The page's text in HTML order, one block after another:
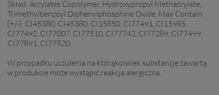
Skład: Acrylates Copolymer, Hydroxypropyl Methacrylate,
Trimethylbenzoyl Diphenylphosphine Oxide, May Contain
[+/-]: CI45380, CI45380, CI15850, CI77491, CI15985,
CI77492, CI77007, CI77510, CI77742, CI77289, CI77499,
CI77891, CI77820.
W przypadku uczulenia na którąkolwiek substancję zawartą
w produkcie może wystąpić reakcja alergiczna.